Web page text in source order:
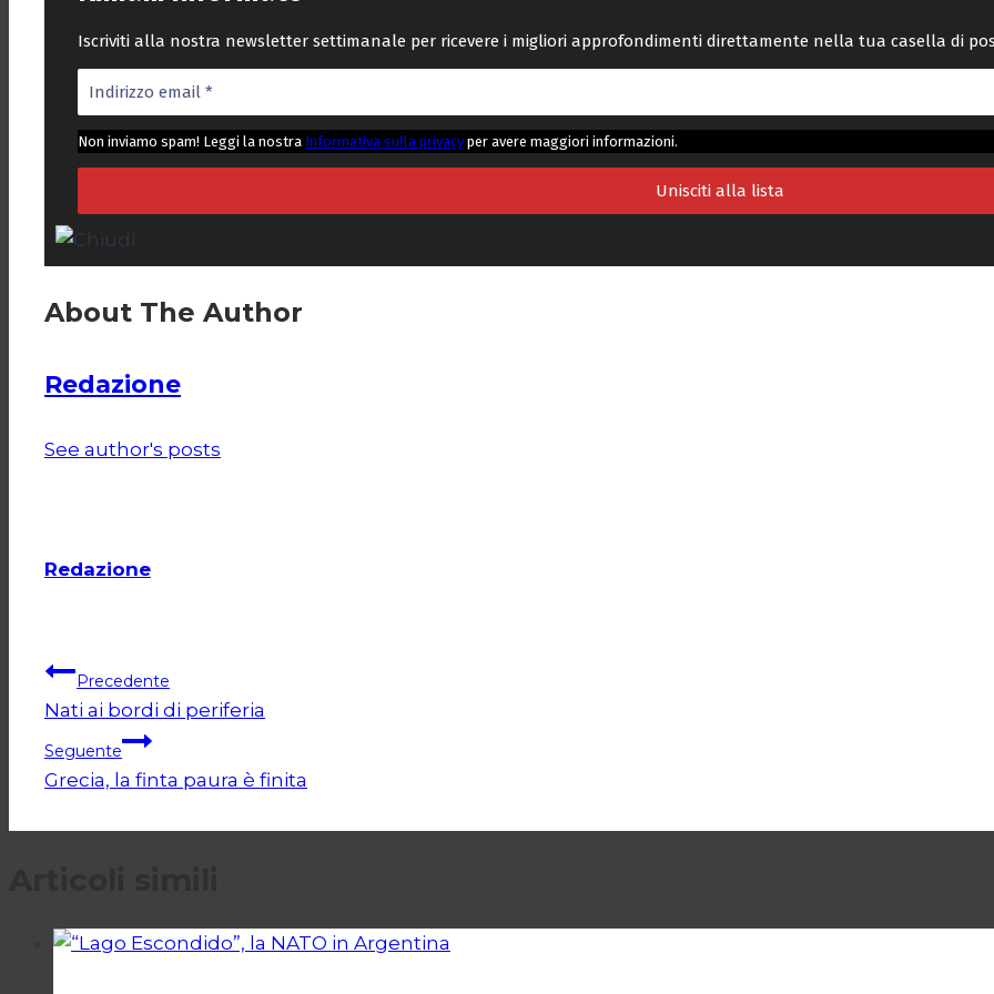
Iscriviti alla nostra newsletter settimanale per ricevere i migliori approfondimenti direttamente nella tua casella di
Non inviamo spam! Leggi la nostra Informativa sulla privacyper avere maggiori informazioni.
About The Author
Redazione
See author's posts
Redazione
Navigazione
articoli
Precedente
Nati ai bordi di periferia
Seguente
Grecia, la finta paura è finita